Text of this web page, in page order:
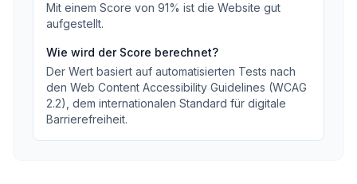
Mit einem Score von 91% ist die Website gut
aufgestellt.
Wie wird der Score berechnet?
Der Wert basiert auf automatisierten Tests nach
den Web Content Accessibility Guidelines (WCAG
2.2), dem internationalen Standard für digitale
Barrierefreiheit.